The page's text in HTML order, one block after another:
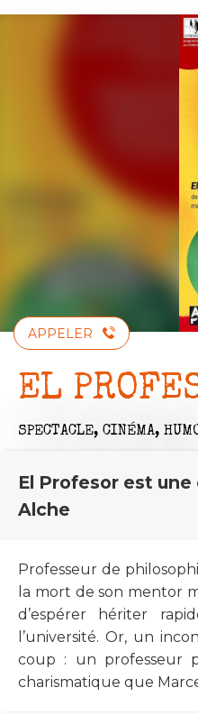
Aller
APPELER
EL
SPECTACLE, CINÉMA,
El Profesor est
Alche
Professeur de
la mort de son mentor
d’espérer hériter
l’université. Or, un
coup : un professeur
charismatique que